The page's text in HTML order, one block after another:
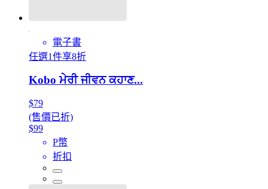
電子書
任選1件享8折
Kobo ਮੇਰੀ ਜੀਵਨ ਕਹਾਣ...
$79
(售價已折)
$99
P幣
折扣